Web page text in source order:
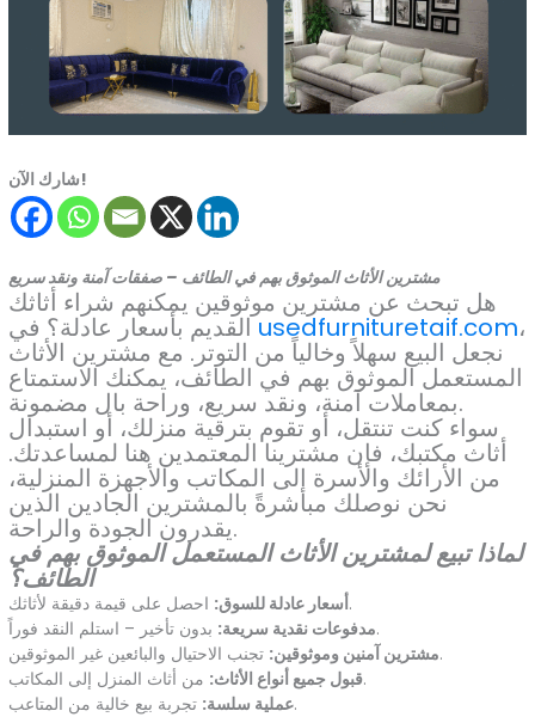
شارك الآن!
مشترين الأثاث الموثوق بهم في الطائف – صفقات آمنة ونقد سريع
هل تبحث عن مشترين موثوقين يمكنهم شراء أثاثك
القديم بأسعار عادلة؟ فيusedfurnituretaif.com،
نجعل البيع سهلاً وخالياً من التوتر. مع مشترين الأثاث
المستعمل الموثوق بهم في الطائف، يمكنك الاستمتاع
بمعاملات آمنة، ونقد سريع، وراحة بال مضمونة.
سواء كنت تنتقل، أو تقوم بترقية منزلك، أو استبدال
أثاث مكتبك، فإن مشترينا المعتمدين هنا لمساعدتك.
من الأرائك والأسرة إلى المكاتب والأجهزة المنزلية،
نحن نوصلك مباشرةً بالمشترين الجادين الذين
يقدرون الجودة والراحة.
لماذا تبيع لمشترين الأثاث المستعمل الموثوق بهم في
الطائف؟
أسعار عادلة للسوق:احصل على قيمة دقيقة لأثاثك.
مدفوعات نقدية سريعة:بدون تأخير – استلم النقد فوراً.
مشترين آمنين وموثوقين:تجنب الاحتيال والبائعين غير الموثوقين.
قبول جميع أنواع الأثاث:من أثاث المنزل إلى المكاتب.
عملية سلسة:تجربة بيع خالية من المتاعب.